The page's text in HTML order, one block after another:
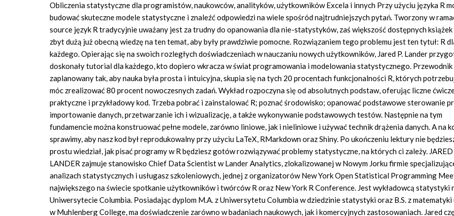
Obliczenia statystyczne dla programistów, naukowców, analityków, użytkowników Excela i innych Przy użyciu języka R
budować skuteczne modele statystyczne i znaleźć odpowiedzi na wiele spośród najtrudniejszych pytań. Tworzony w
source język R tradycyjnie uważany jest za trudny do opanowania dla nie-statystyków, zaś większość dostępnych książek
zbyt dużą już obecną wiedzę na ten temat, aby były prawdziwie pomocne. Rozwiązaniem tego problemu jest ten tytuł: R
każdego. Opierając się na swoich rozległych doświadczeniach w nauczaniu nowych użytkowników, Jared P. Lander
doskonały tutorial dla każdego, kto dopiero wkracza w świat programowania i modelowania statystycznego. Przewodnik
zaplanowany tak, aby nauka była prosta i intuicyjna, skupia się na tych 20 procentach funkcjonalności R, których
móc zrealizować 80 procent nowoczesnych zadań. Wykład rozpoczyna się od absolutnych podstaw, oferując liczne
praktyczne i przykładowy kod. Trzeba pobrać i zainstalować R; poznać środowisko; opanować podstawowe sterowanie
importowanie danych, przetwarzanie ich i wizualizację, a także wykonywanie podstawowych testów. Następnie na tym
fundamencie można konstruować pełne modele, zarówno liniowe, jak i nieliniowe i używać technik drążenia danych. A na
sprawimy, aby nasz kod był reprodukowalny przy użyciu LaTeX, RMarkdown oraz Shiny. Po ukończeniu lektury nie
prostu wiedział, jak pisać programy w R będziesz gotów rozwiązywać problemy statystyczne, na których ci zależy. JARED
LANDER zajmuje stanowisko Chief Data Scientist w Lander Analytics, zlokalizowanej w Nowym Jorku firmie
analizach statystycznych i usługasz szkoleniowych, jednej z organizatorów New York Open Statistical Programming
największego na świecie spotkanie użytkowników i twórców R oraz New York R Conference. Jest wykładowcą statystyki
Uniwersytecie Columbia. Posiadając dyplom M.A. z Uniwersytetu Columbia w dziedzinie statystyki oraz B.S. z matematyki
w Muhlenberg College, ma doświadczenie zarówno w badaniach naukowych, jak i komercyjnych zastosowaniach. Jared